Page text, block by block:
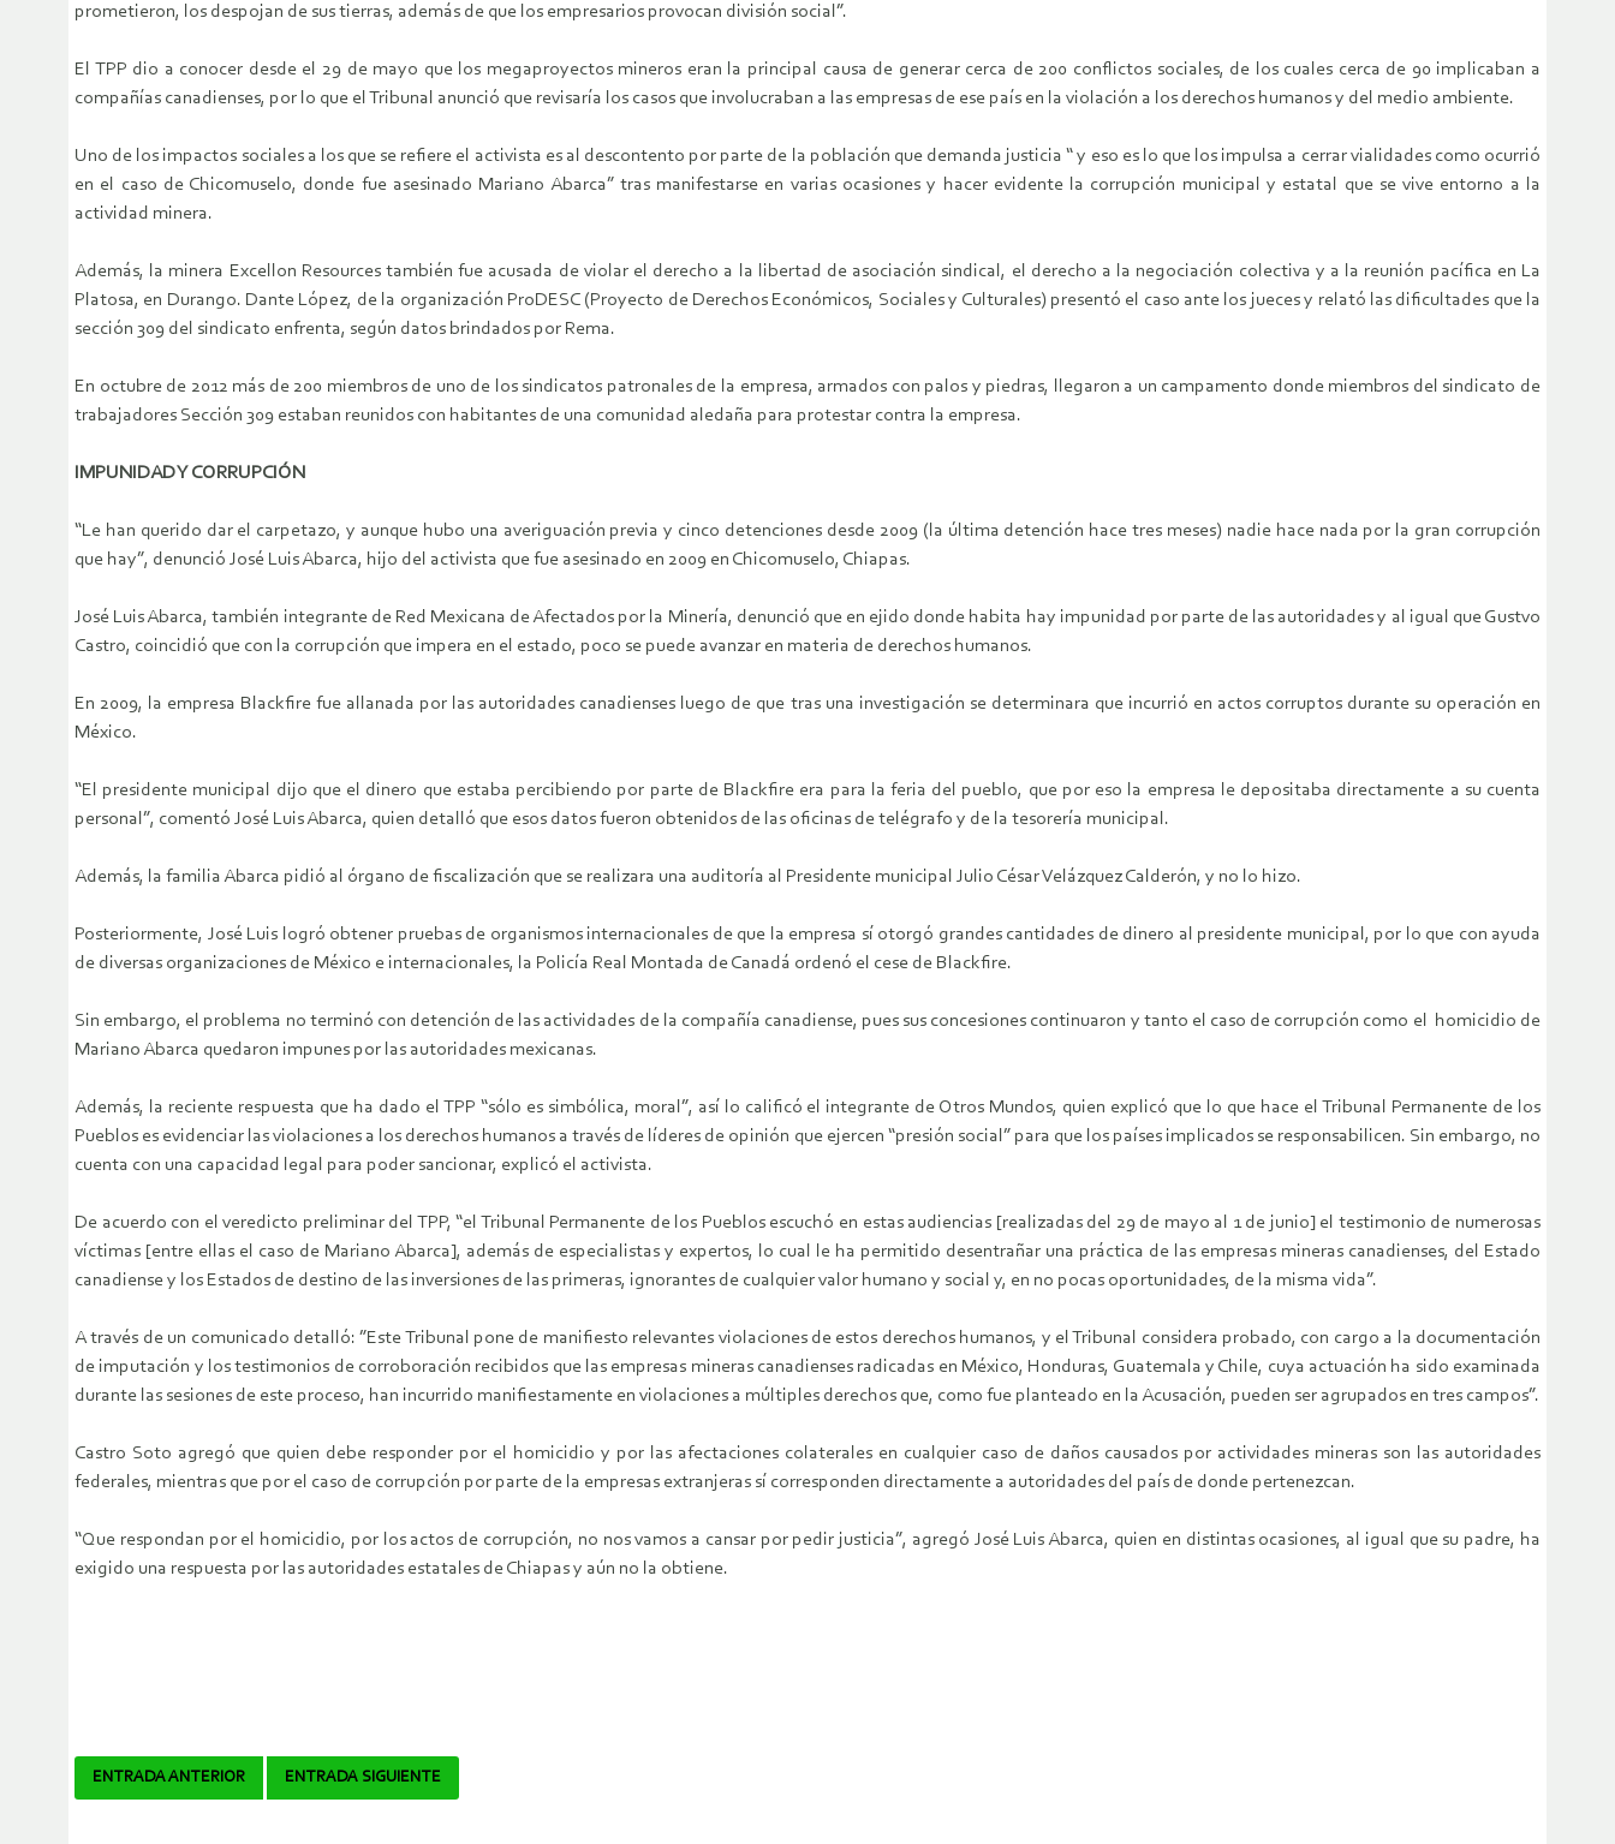
prometieron, los despojan de sus tierras, además de que los empresarios provocan división social”.
El TPP dio a conocer desde el 29 de mayo que los megaproyectos mineros eran la principal causa de generar cerca de 200 conflictos sociales, de los cuales cerca de 90 implicaban a
compañías canadienses, por lo que el Tribunal anunció que revisaría los casos que involucraban a las empresas de ese país en la violación a los derechos humanos y del medio ambiente.
Uno de los impactos sociales a los que se refiere el activista es al descontento por parte de la población que demanda justicia “ y eso es lo que los impulsa a cerrar vialidades como ocurrió
en el caso de Chicomuselo, donde fue asesinado Mariano Abarca” tras manifestarse en varias ocasiones y hacer evidente la corrupción municipal y estatal que se vive entorno a la
actividad minera.
Además, la minera Excellon Resources también fue acusada de violar el derecho a la libertad de asociación sindical, el derecho a la negociación colectiva y a la reunión pacífica en La
Platosa, en Durango. Dante López, de la organización ProDESC (Proyecto de Derechos Económicos, Sociales y Culturales) presentó el caso ante los jueces y relató las dificultades que la
sección 309 del sindicato enfrenta, según datos brindados por Rema.
En octubre de 2012 más de 200 miembros de uno de los sindicatos patronales de la empresa, armados con palos y piedras, llegaron a un campamento donde miembros del sindicato de
trabajadores Sección 309 estaban reunidos con habitantes de una comunidad aledaña para protestar contra la empresa.
IMPUNIDAD Y CORRUPCIÓN
“Le han querido dar el carpetazo, y aunque hubo una averiguación previa y cinco detenciones desde 2009 (la última detención hace tres meses) nadie hace nada por la gran corrupción
que hay”, denunció José Luis Abarca, hijo del activista que fue asesinado en 2009 en Chicomuselo, Chiapas.
José Luis Abarca, también integrante de Red Mexicana de Afectados por la Minería, denunció que en ejido donde habita hay impunidad por parte de las autoridades y al igual que Gustvo
Castro, coincidió que con la corrupción que impera en el estado, poco se puede avanzar en materia de derechos humanos.
En 2009, la empresa Blackfire fue allanada por las autoridades canadienses luego de que tras una investigación se determinara que incurrió en actos corruptos durante su operación en
México.
“El presidente municipal dijo que el dinero que estaba percibiendo por parte de Blackfire era para la feria del pueblo, que por eso la empresa le depositaba directamente a su cuenta
personal”, comentó José Luis Abarca, quien detalló que esos datos fueron obtenidos de las oficinas de telégrafo y de la tesorería municipal.
Además, la familia Abarca pidió al órgano de fiscalización que se realizara una auditoría al Presidente municipal Julio César Velázquez Calderón, y no lo hizo.
Posteriormente, José Luis logró obtener pruebas de organismos internacionales de que la empresa sí otorgó grandes cantidades de dinero al presidente municipal, por lo que con ayuda
de diversas organizaciones de México e internacionales, la Policía Real Montada de Canadá ordenó el cese de Blackfire.
Sin embargo, el problema no terminó con detención de las actividades de la compañía canadiense, pues sus concesiones continuaron y tanto el caso de corrupción como el homicidio de
Mariano Abarca quedaron impunes por las autoridades mexicanas.
Además, la reciente respuesta que ha dado el TPP “sólo es simbólica, moral”, así lo calificó el integrante de Otros Mundos, quien explicó que lo que hace el Tribunal Permanente de los
Pueblos es evidenciar las violaciones a los derechos humanos a través de líderes de opinión que ejercen “presión social” para que los países implicados se responsabilicen. Sin embargo, no
cuenta con una capacidad legal para poder sancionar, explicó el activista.
De acuerdo con el veredicto preliminar del TPP, “el Tribunal Permanente de los Pueblos escuchó en estas audiencias [realizadas del 29 de mayo al 1 de junio] el testimonio de numerosas
víctimas [entre ellas el caso de Mariano Abarca], además de especialistas y expertos, lo cual le ha permitido desentrañar una práctica de las empresas mineras canadienses, del Estado
canadiense y los Estados de destino de las inversiones de las primeras, ignorantes de cualquier valor humano y social y, en no pocas oportunidades, de la misma vida”.
A través de un comunicado detalló: ”Este Tribunal pone de manifiesto relevantes violaciones de estos derechos humanos, y el Tribunal considera probado, con cargo a la documentación
de imputación y los testimonios de corroboración recibidos que las empresas mineras canadienses radicadas en México, Honduras, Guatemala y Chile, cuya actuación ha sido examinada
durante las sesiones de este proceso, han incurrido manifiestamente en violaciones a múltiples derechos que, como fue planteado en la Acusación, pueden ser agrupados en tres campos”.
Castro Soto agregó que quien debe responder por el homicidio y por las afectaciones colaterales en cualquier caso de daños causados por actividades mineras son las autoridades
federales, mientras que por el caso de corrupción por parte de la empresas extranjeras sí corresponden directamente a autoridades del país de donde pertenezcan.
“Que respondan por el homicidio, por los actos de corrupción, no nos vamos a cansar por pedir justicia”, agregó José Luis Abarca, quien en distintas ocasiones, al igual que su padre, ha
exigido una respuesta por las autoridades estatales de Chiapas y aún no la obtiene.
Navegador
ENTRADA ANTERIOR ENTRADA SIGUIENTE